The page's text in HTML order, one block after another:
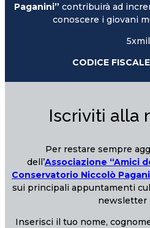
Paganini” contribuirà ad
conoscere i giovani
CODICE FISCALE
Iscriviti alla
Per restare sempre
dell’Associazione “Amici
Conservatorio Niccolò
sui principali appuntamenti
newsletter
Inserisci il tuo nome,